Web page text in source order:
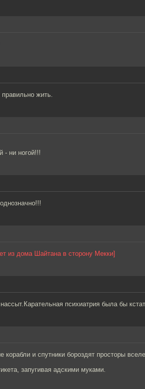
жить.
- ни ногой!!!
из дома Шайтана в сторону Мекки]
психиатрия была бы
корабли и спутники бороздят просторы
запугивая адскими муками.